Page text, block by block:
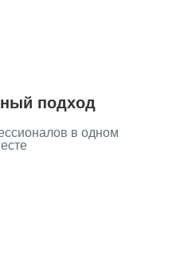
подход
в одном